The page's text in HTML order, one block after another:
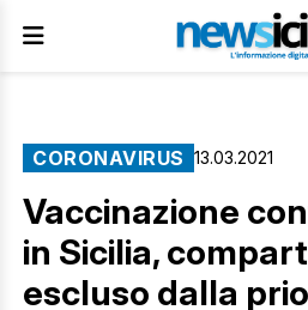
CORONAVIRUS 13.03.2021
Vaccinazione
in Sicilia,
escluso dalla